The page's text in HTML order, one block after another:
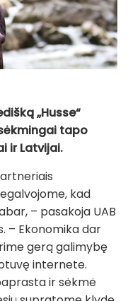
„Husse“
tapo
ir Latvijai.
kad
– pasakoja UAB
– Ekonomika dar
gerą galimybę
internete.
ir sėkmė